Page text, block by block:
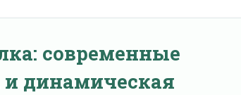
современные
динамическая